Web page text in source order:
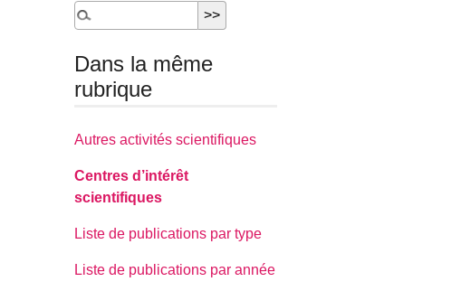
Dans la même
rubrique
Autres activités scientifiques
Centres d’intérêt
scientifiques
Liste de publications par type
Liste de publications par année